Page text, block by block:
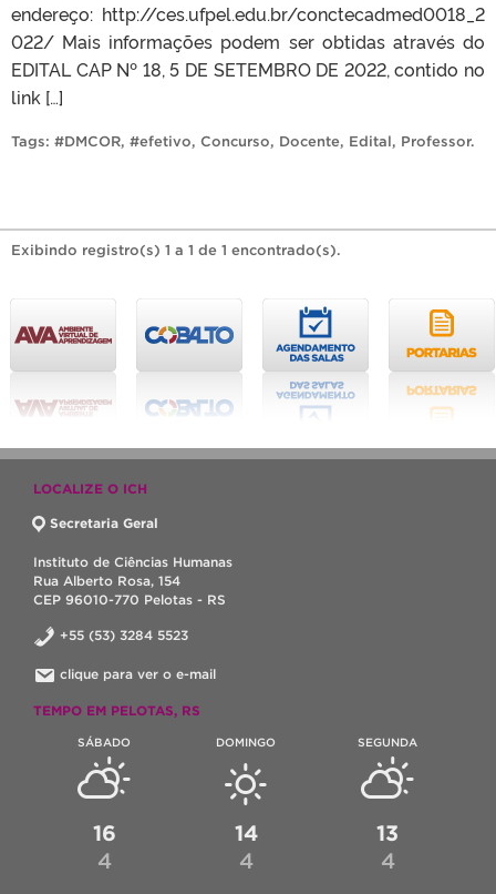
endereço: http://ces.ufpel.edu.br/conctecadmed0018_2
022/ Mais informações podem ser obtidas através do
EDITAL CAP Nº 18, 5 DE SETEMBRO DE 2022, contido no
link […]
Tags: #DMCOR, #efetivo, Concurso, Docente, Edital, Professor.
Exibindo registro(s) 1 a 1 de 1 encontrado(s).
LOCALIZE O ICH
Secretaria Geral
Instituto de Ciências Humanas
Rua Alberto Rosa, 154
CEP 96010-770 Pelotas - RS
+55 (53) 3284 5523
clique para ver o e-mail
TEMPO EM PELOTAS, RS
SÁBADO
16
4
DOMINGO
14
4
SEGUNDA
13
4